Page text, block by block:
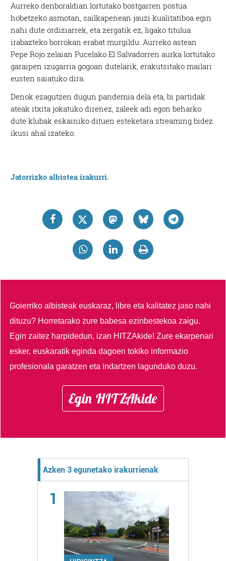
Aurreko denboraldian lortutako bostgarren postua
hobetzeko asmotan, sailkapenean jauzi kualitatiboa egin
nahi dute ordiziarrek, eta zergatik ez, ligako titulua
irabazteko borrokan erabat murgildu. Aurreko astean
Pepe Rojo zelaian Pucelako El Salvadorren aurka lortutako
garaipen izugarria gogoan dutelarik, erakutsitako mailari
eusten saiatuko dira.
Denok ezagutzen dugun pandemia dela eta, bi partidak
ateak itxita jokatuko direnez, zaleek adi egon beharko
dute klubak eskainiko dituen esteketara streaming bidez
ikusi ahal izateko.
Jatorrizko albistea irakurri.
Goierriko albisteak euskaraz, libre eta kalitatez jaso nahi
dituzu? Horretarako zure babesa ezinbestekoa zaigu.
Egin zaitez harpidedun, izan HITZAkide!Zure ekarpenari
esker, euskaratik eginda dagoen tokiko informazio
profesionala garatzen eta indartzen lagunduko duzu.
Egin HITZAkide
Azken 3 egunetako irakurrienak
1